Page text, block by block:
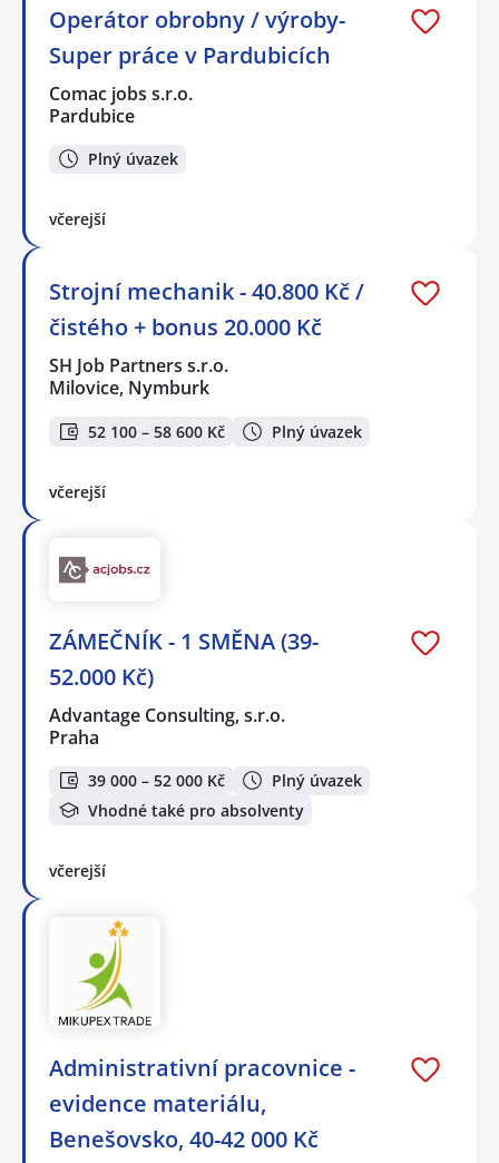
Operátor obrobny / výroby-
Super práce v Pardubicích
Comac jobs s.r.o.
Pardubice
Plný úvazek
včerejší
Strojní mechanik - 40.800 Kč /
čistého + bonus 20.000 Kč
SH Job Partners s.r.o.
Milovice, Nymburk
52 100 – 58 600 Kč Plný úvazek
včerejší
ZÁMEČNÍK - 1 SMĚNA (39-
52.000 Kč)
Advantage Consulting, s.r.o.
Praha
39 000 – 52 000 Kč
Plný úvazek
Vhodné také pro absolventy
včerejší
Administrativní pracovnice -
evidence materiálu,
Benešovsko, 40-42 000 Kč